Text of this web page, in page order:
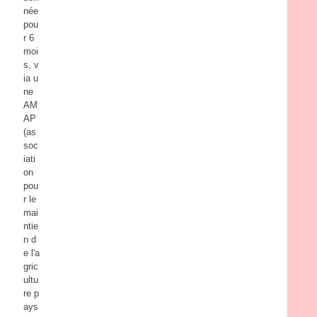
née
pou
r 6
moi
s, v
ia u
ne
AM
AP
(as
soc
iati
on
pou
r le
mai
ntie
n d
e l'a
gric
ultu
re p
ays